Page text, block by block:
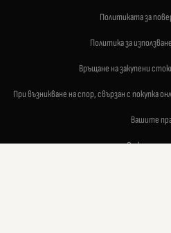
Политиката за
Политика за
Връщане на закупени
При възникване на спор, свързан с покупка
Вашите
Отказ от